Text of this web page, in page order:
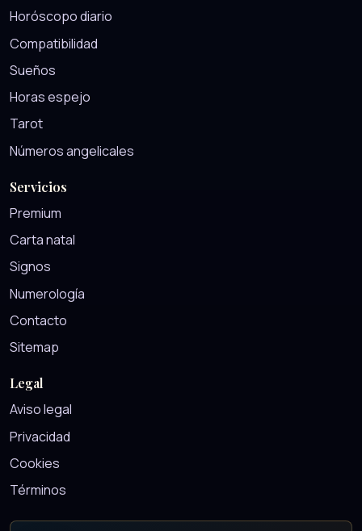
Horóscopo diario
Compatibilidad
Sueños
Horas espejo
Tarot
Números angelicales
Servicios
Premium
Carta natal
Signos
Numerología
Contacto
Sitemap
Legal
Aviso legal
Privacidad
Cookies
Términos